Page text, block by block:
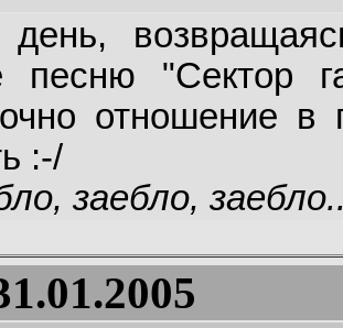
день,
песню "Сектор
отношение в
:-/
заебло,